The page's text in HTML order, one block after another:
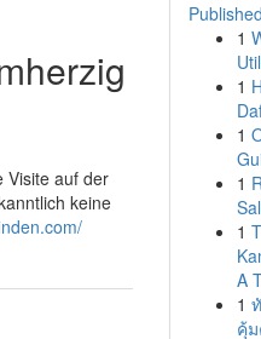
Visite auf der
keine
1
1
1
1
1
A
1
คุ้